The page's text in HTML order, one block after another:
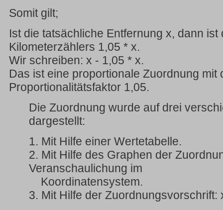
Somit gilt;
Ist die tatsächliche Entfernung x, dann ist
Kilometerzählers 1,05 * x.
Wir schreiben: x - 1,05 * x.
Das ist eine proportionale Zuordnung mit
Proportionalitätsfaktor 1,05.
Die Zuordnung wurde auf drei
dargestellt:
1. Mit Hilfe einer Wertetabelle.
2. Mit Hilfe des Graphen der
Veranschaulichung im
Koordinatensystem.
3. Mit Hilfe der Zuordnungsvorschrift: